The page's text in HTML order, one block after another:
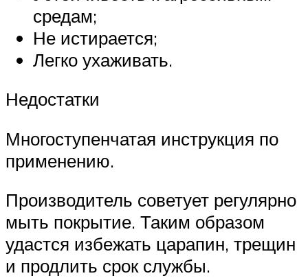
средам;
Не истирается;
Легко ухаживать.
Недостатки
Многоступенчатая инструкция по
применению.
Производитель советует регулярно
мыть покрытие. Таким образом
удастся избежать царапин, трещин
и продлить срок службы.